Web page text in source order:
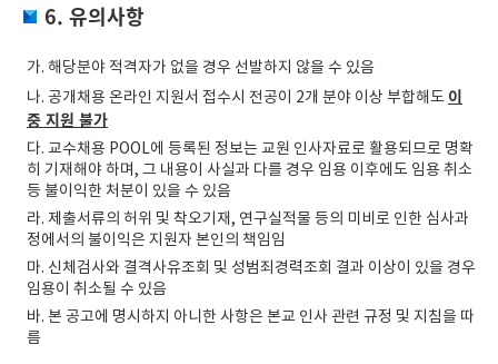
6. 유의사항
가. 해당분야 적격자가 없을 경우 선발하지 않을 수 있음
나. 공개채용 온라인 지원서 접수시 전공이 2개 분야 이상 부합해도 이
중 지원 불가
다. 교수채용 POOL에 등록된 정보는 교원 인사자료로 활용되므로 명확
히 기재해야 하며, 그 내용이 사실과 다를 경우 임용 이후에도 임용 취소
등 불이익한 처분이 있을 수 있음
라. 제출서류의 허위 및 착오기재, 연구실적물 등의 미비로 인한 심사과
정에서의 불이익은 지원자 본인의 책임임
마. 신체검사와 결격사유조회 및 성범죄경력조회 결과 이상이 있을 경우
임용이 취소될 수 있음
바. 본 공고에 명시하지 아니한 사항은 본교 인사 관련 규정 및 지침을 따
름